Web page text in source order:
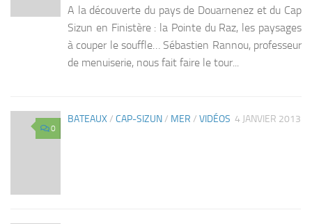
A la découverte du pays de Douarnenez et du Cap
Sizun en Finistère : la Pointe du Raz, les paysages
à couper le souffle… Sébastien Rannou, professeur
de menuiserie, nous fait faire le tour...
0
BATEAUX/ CAP-SIZUN/ MER / VIDÉOS 4 JANVIER 2013